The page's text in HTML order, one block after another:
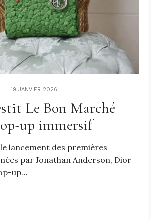
19 JANVIER 2026
Le Bon Marché
up immersif
lancement des premières
par Jonathan Anderson, Dior
up…